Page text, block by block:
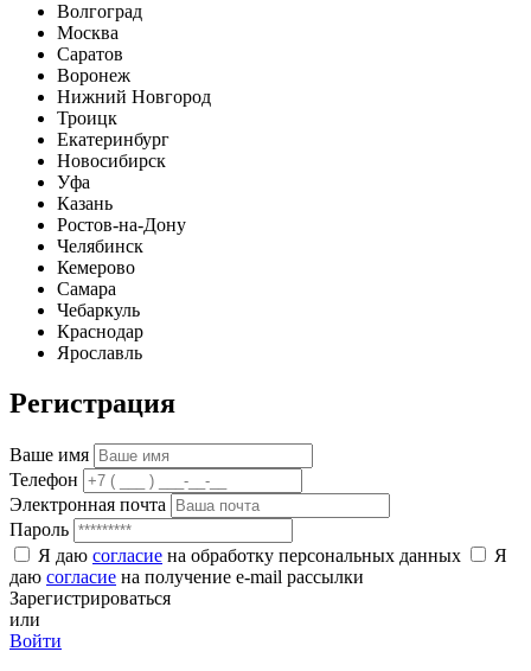
Волгоград
Москва
Саратов
Воронеж
Нижний Новгород
Троицк
Екатеринбург
Новосибирск
Уфа
Казань
Ростов-на-Дону
Челябинск
Кемерово
Самара
Чебаркуль
Краснодар
Ярославль
Регистрация
Ваше имя
Телефон
Электронная почта
Пароль
Я даю согласие на обработку персональных данных
Я
даю согласие на получение e-mail рассылки
Зарегистрироваться
или
Войти